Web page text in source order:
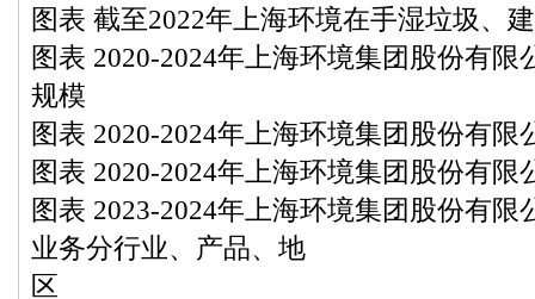
图表 截至2022年上海环境在手湿垃圾、
图表 2020-2024年上海环境集团股份有限
规模
图表 2020-2024年上海环境集团股份有限
图表 2020-2024年上海环境集团股份有限
图表 2023-2024年上海环境集团股份有限
业务分行业、产品、地
区